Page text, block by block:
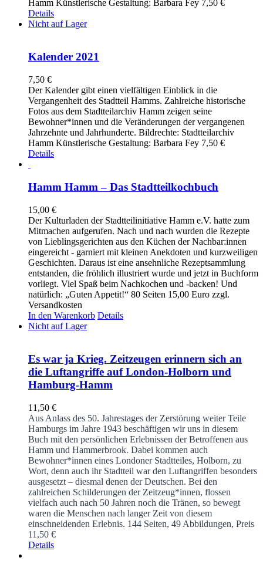
Hamm Künstlerische Gestaltung: Barbara Fey 7,50 €
Details
Nicht auf Lager
Kalender 2021
7,50 €
Der Kalender gibt einen vielfältigen Einblick in die
Vergangenheit des Stadtteil Hamms. Zahlreiche historische
Fotos aus dem Stadtteilarchiv Hamm zeigen seine
Bewohner*innen und die Veränderungen der vergangenen
Jahrzehnte und Jahrhunderte. Bildrechte: Stadtteilarchiv
Hamm Künstlerische Gestaltung: Barbara Fey 7,50 €
Details
Hamm Hamm – Das Stadtteilkochbuch
15,00 €
Der Kulturladen der Stadtteilinitiative Hamm e.V. hatte zum
Mitmachen aufgerufen. Nach und nach wurden die Rezepte
von Lieblingsgerichten aus den Küchen der Nachbar:innen
eingereicht - garniert mit kleinen Anekdoten und kurzweiligen
Geschichten. Daraus ist eine ansehnliche Rezeptsammlung
entstanden, die fröhlich illustriert wurde und jetzt in Buchform
vorliegt. Viel Spaß beim Nachkochen und -backen! Und
natürlich: „Guten Appetit!“ 80 Seiten 15,00 Euro zzgl.
Versandkosten
In den Warenkorb Details
Nicht auf Lager
Es war ja Krieg. Zeitzeugen erinnern sich an
die Luftangriffe auf London-Holborn und
Hamburg-Hamm
11,50 €
Aus Anlass des 50. Jahrestages der Zerstörung weiter Teile
Hamburgs im Jahre 1943 beschäftigen wir uns in diesem
Buch mit den persönlichen Erlebnissen der Betroffenen aus
Hamm und Hammerbrook. Dabei kommen auch
Bewohner*innen eines Londoner Stadtteiles, Holborn, zu
Wort, denn auch ihr Stadtteil war den Luftangriffen besonders
ausgesetzt – diesmal denen der Deutschen. Bei den
zahlreichen Schilderungen der Zeitzeug*innen, flossen
vielfach auch nach 50 Jahren noch die Tränen, so bewegt
waren die Menschen nach langer Zeit von diesem
einschneidenden Erlebnis. 144 Seiten, 49 Abbildungen, Preis
11,50 €
Details